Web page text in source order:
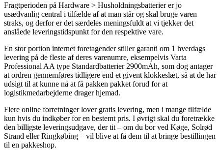
Fragtperioden på Hardware > Husholdningsbatterier er jo
usædvanlig central i tilfælde af at man står og skal bruge varen
straks, og derfor er det særdeles meningsfuldt at vi tjekker det
anslåede leveringstidspunkt for den respektive vare.
En stor portion internet foretagender stiller garanti om 1 hverdags
levering på de fleste af deres varenumre, eksempelvis Varta
Professional AA type Standardbatterier 2900mAh, som dog antager
at ordren gennemføres tidligere end et givent klokkeslæt, så at de har
udsigt til at kunne nå at få pakken pakket forud for at
logistikmedarbejderne drager hjemad.
Flere online forretninger lover gratis levering, men i mange tilfælde
kun hvis du indkøber for en bestemt pris. I øvrigt skal du foretrække
den billigste leveringsudgave, der tit – om du bor ved Køge, Solrød
Strand eller Ringkøbing – vil blive at få dem til at bringe bestillingen
til en pakkeshop.